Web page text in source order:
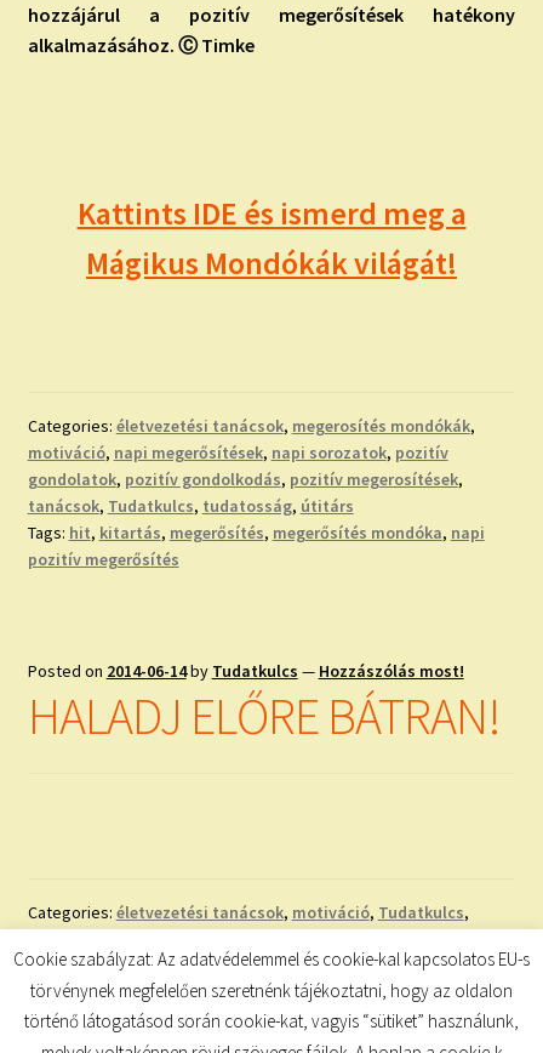
hozzájárul a pozitív megerősítések hatékony
alkalmazásához. Ⓒ Timke
Kattints IDE és ismerd meg a
Mágikus Mondókák világát!
Categories: életvezetési tanácsok, megerosítés mondókák,
motiváció, napi megerősítések, napi sorozatok, pozitív
gondolatok, pozitív gondolkodás, pozitív megerosítések,
tanácsok, Tudatkulcs, tudatosság, útitárs
Tags: hit, kitartás, megerősítés, megerősítés mondóka, napi
pozitív megerősítés
Posted on 2014-06-14by Tudatkulcs — Hozzászólás most!
HALADJ ELŐRE BÁTRAN!
Categories: életvezetési tanácsok, motiváció, Tudatkulcs,
Tags: bátorság,célok megvalósítása,hit,kitartás,lehetoség,
siker
Cookie szabályzat: Az adatvédelemmel és cookie-kal kapcsolatos EU-s
törvénynek megfelelően szeretnénk tájékoztatni, hogy az oldalon
történő látogatásod során cookie-kat, vagyis “sütiket” használunk,